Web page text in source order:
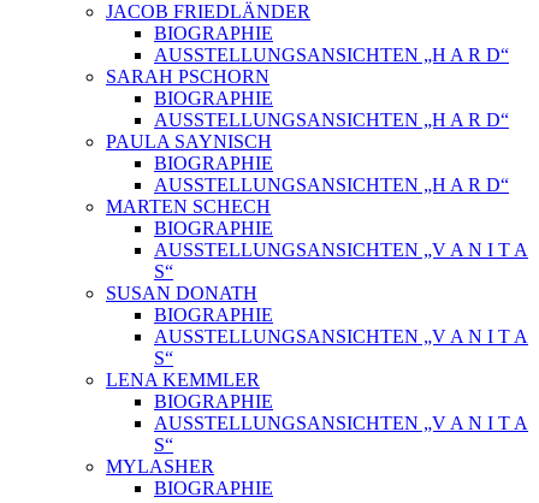
JACOB FRIEDLÄNDER
BIOGRAPHIE
AUSSTELLUNGSANSICHTEN „H A R D“
SARAH PSCHORN
BIOGRAPHIE
AUSSTELLUNGSANSICHTEN „H A R D“
PAULA SAYNISCH
BIOGRAPHIE
AUSSTELLUNGSANSICHTEN „H A R D“
MARTEN SCHECH
BIOGRAPHIE
AUSSTELLUNGSANSICHTEN „V A N I T A
S“
SUSAN DONATH
BIOGRAPHIE
AUSSTELLUNGSANSICHTEN „V A N I T A
S“
LENA KEMMLER
BIOGRAPHIE
AUSSTELLUNGSANSICHTEN „V A N I T A
S“
MYLASHER
BIOGRAPHIE